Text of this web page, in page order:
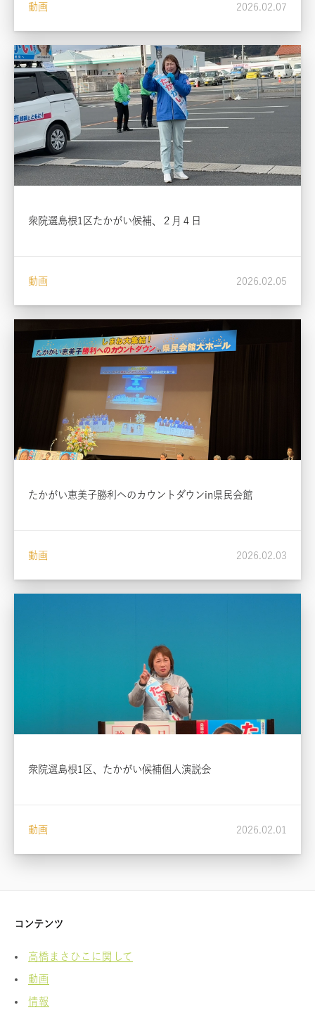
動画 2026.02.07
衆院選島根1区たかがい候補、２月４日
動画 2026.02.05
たかがい恵美子勝利へのカウントダウンin県民会館
動画 2026.02.03
衆院選島根1区、たかがい候補個人演説会
動画 2026.02.01
コンテンツ
高橋まさひこに関して
動画
情報